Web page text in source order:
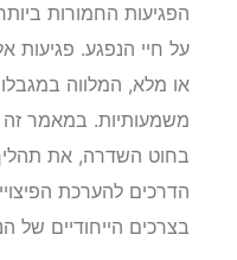
הפגיעות החמורות
על חיי הנפגע. פגיעות
או מלא, המלווה
משמעותיות. במאמר
בחוט השדרה, את
הדרכים להערכת
בצרכים הייחודיים של